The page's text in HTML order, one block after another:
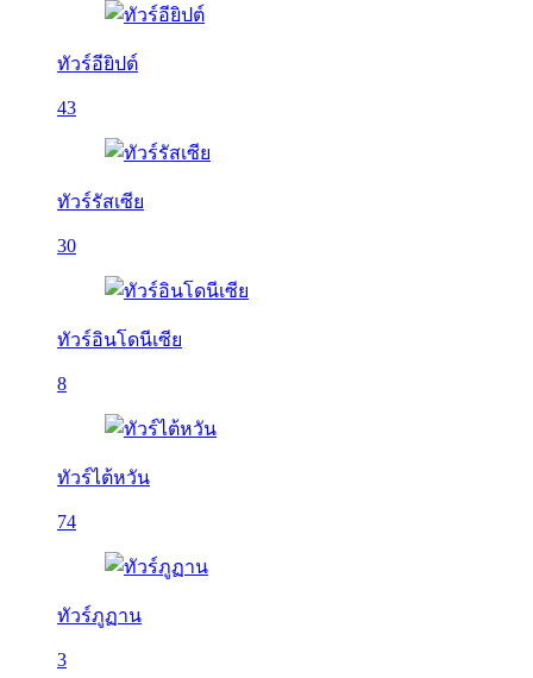
ทัวร์อียิปต์
43
ทัวร์รัสเซีย
30
ทัวร์อินโดนีเซีย
8
ทัวร์ไต้หวัน
74
ทัวร์ภูฏาน
3